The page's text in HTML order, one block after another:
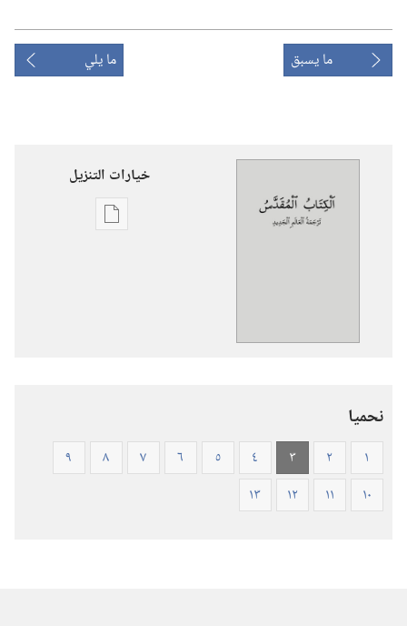
ما يسبق ما يلي
خيارات التنزيل
خيارات
(ورقي
الغلاف)
نحميا
١ ٢ ٣ ٤ ٥ ٦ ٧ ٨
٩
١٠
١١ ١٢ ١٣